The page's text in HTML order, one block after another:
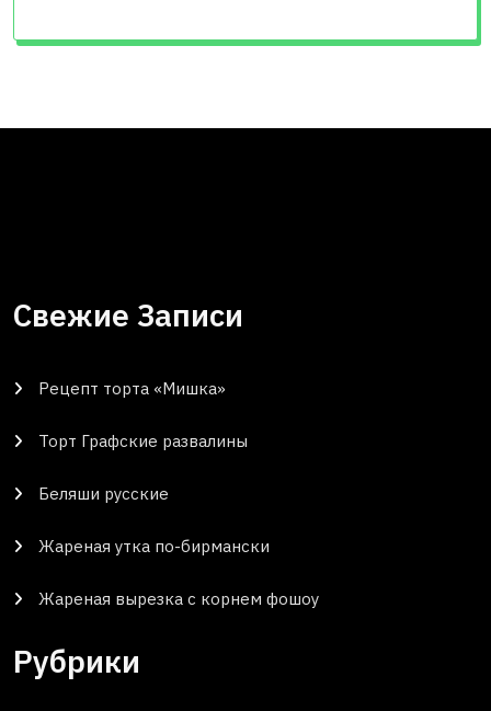
Свежие Записи
Рецепт торта «Мишка»
Торт Графские развалины
Беляши русские
Жареная утка по-бирмански
Жареная вырезка с корнем фошоу
Рубрики